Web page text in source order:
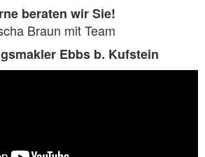
beraten wir Sie!
Braun mit Team
Ebbs b. Kufstein